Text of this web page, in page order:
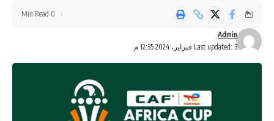
Last updated: 3 فبراير، 2024 12:35 م
Admin
0 Min Read